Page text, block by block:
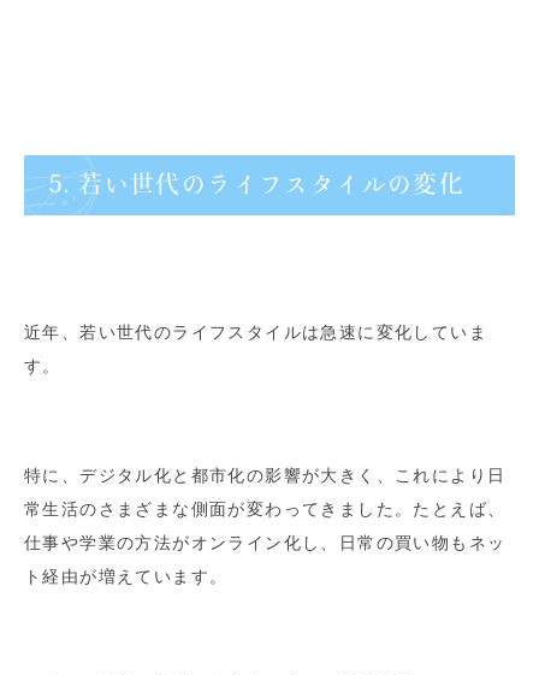
5. 若い世代のライフスタイルの変化
近年、若い世代のライフスタイルは急速に変化していま
す。
特に、デジタル化と都市化の影響が大きく、これにより日
常生活のさまざまな側面が変わってきました。たとえば、
仕事や学業の方法がオンライン化し、日常の買い物もネッ
ト経由が増えています。